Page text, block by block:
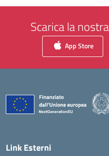
Scarica la
App Store
Link Esterni